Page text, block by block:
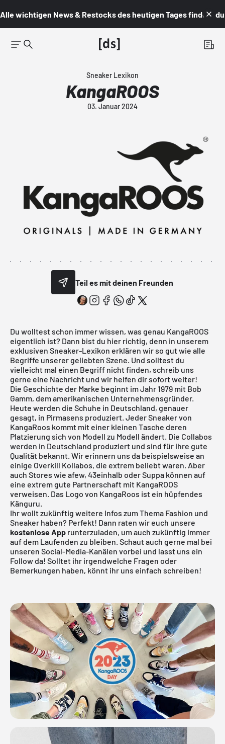
Alle wichtigen News & Restocks des heutigen Tages findest du
Sneaker Lexikon
KangaROOS
03. Januar 2024
Teil es mit deinen Freunden
Du wolltest schon immer wissen, was genau KangaROOS
eigentlich ist? Dann bist du hier richtig, denn in unserem
exklusiven Sneaker-Lexikon erklären wir so gut wie alle
Begriffe unserer geliebten Szene. Und solltest du
vielleicht mal einen Begriff nicht finden, schreib uns
gerne eine Nachricht und wir helfen dir sofort weiter!
Die Geschichte der Marke beginnt im Jahr 1979 mit Bob
Gamm, dem amerikanischen Unternehmensgründer.
Heute werden die Schuhe in Deutschland, genauer
gesagt, in Pirmasens produziert. Jeder Sneaker von
KangaRoos kommt mit einer kleinen Tasche deren
Platzierung sich von Modell zu Modell ändert. Die Collabos
werden in Deutschland produziert und sind für ihre gute
Qualität bekannt. Wir erinnern uns da beispielsweise an
einige Overkill Kollabos, die extrem beliebt waren. Aber
auch Stores wie afew, 43einhalb oder Suppa können auf
eine extrem gute Partnerschaft mit KangaROOS
verweisen. Das Logo von KangaRoos ist ein hüpfendes
Känguru.
Ihr wollt zukünftig weitere Infos zum Thema Fashion und
Sneaker haben? Perfekt! Dann raten wir euch unsere
kostenlose App runterzuladen, um auch zukünftig immer
auf dem Laufenden zu bleiben. Schaut auch gerne mal bei
unseren Social-Media-Kanälen vorbei und lasst uns ein
Follow da! Solltet ihr irgendwelche Fragen oder
Bemerkungen haben, könnt ihr uns einfach schreiben!